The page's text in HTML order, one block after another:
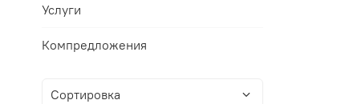
Услуги
Компредложения